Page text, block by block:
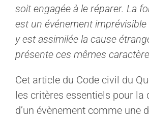
soit engagée à le réparer. La
est un événement
y est assimilée la cause
présente ces mêmes
Cet article du Code civil du
les critères essentiels pour la
d’un évènement comme une